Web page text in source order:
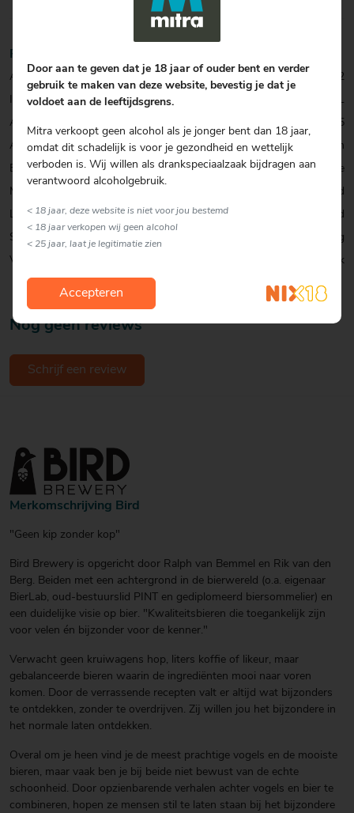
Nog geen reviews
Schrijf een review
Productinformatie
Artikelcode:
0001071052
Inhoud:
33 CL
Alcohol percentage:
5,5
Allergenen:
Gluten
Biersoort:
Weisse
Merk:
Bird
Land:
Nederland
Smaak:
Fris & Fruitig
Verpakking:
Blik
Merkomschrijving Bird
"Geen kip zonder kop"
Bird Brewery is opgericht door Ralph van Bemmel en Rik van den
Berg. Beiden met een achtergrond in de bierwereld (o.a. eigenaar
BierLab, oud-bestuurslid PINT en gediplomeerd biersommelier) en
een duidelijke visie op bier. "Kwaliteitsbieren die toegankelijk zijn
voor velen én bijzonder voor de kenner."
Verwacht geen kruiwagens hop, liters koffie of likeur, maar
gebalanceerde bieren waarin de ingrediënten mooi naar voren
komen. Door de verrassende recepten valt er altijd wat bijzonders
te ontdekken, zonder te overdrijven. Zij willen jou het bijzondere in
het normale laten ontdekken.
Overal om je heen vind je de meest prachtige vogels en de mooiste
bieren, maar vaak ben je bij beide niet bewust van de echte
schoonheid. Door opzienbarende verhalen achter vogels en bier te
combineren, hopen ze mensen stil te laten staan bij het bijzondere
Door aan te geven dat je 18 jaar of ouder bent en verder
gebruik te maken van deze website, bevestig je dat je
voldoet aan de leeftijdsgrens.
Mitra verkoopt geen alcohol als je jonger bent dan 18 jaar,
omdat dit schadelijk is voor je gezondheid en wettelijk
verboden is. Wij willen als drankspeciaalzaak bijdragen aan
verantwoord alcoholgebruik.
< 18 jaar, deze website is niet voor jou bestemd
< 18 jaar verkopen wij geen alcohol
< 25 jaar, laat je legitimatie zien
Accepteren